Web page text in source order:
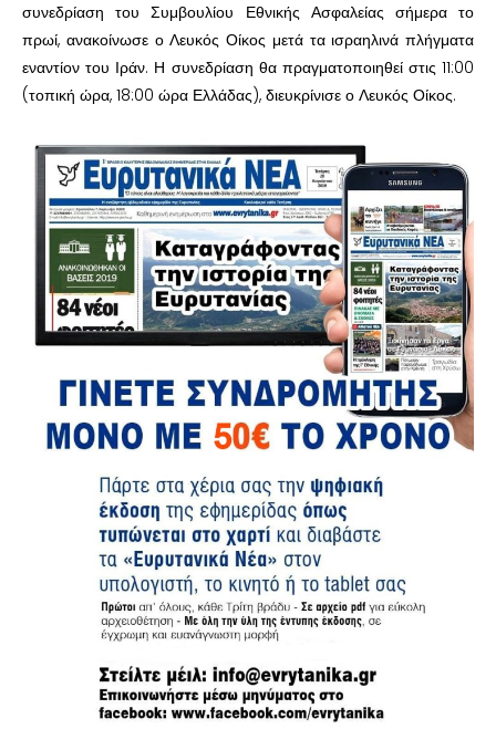
συνεδρίαση του Συμβουλίου Εθνικής Ασφαλείας σήμερα το
πρωί, ανακοίνωσε ο Λευκός Οίκος μετά τα ισραηλινά πλήγματα
εναντίον του Ιράν. Η συνεδρίαση θα πραγματοποιηθεί στις 11:00
(τοπική ώρα, 18:00 ώρα Ελλάδας), διευκρίνισε ο Λευκός Οίκος.